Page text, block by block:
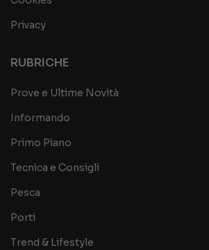
Privacy
RUBRICHE
Prove e Ultime Novità
Informando
Primo Piano
Tecnica e Consigli
Pesca
Porti
Trend & Lifestyle